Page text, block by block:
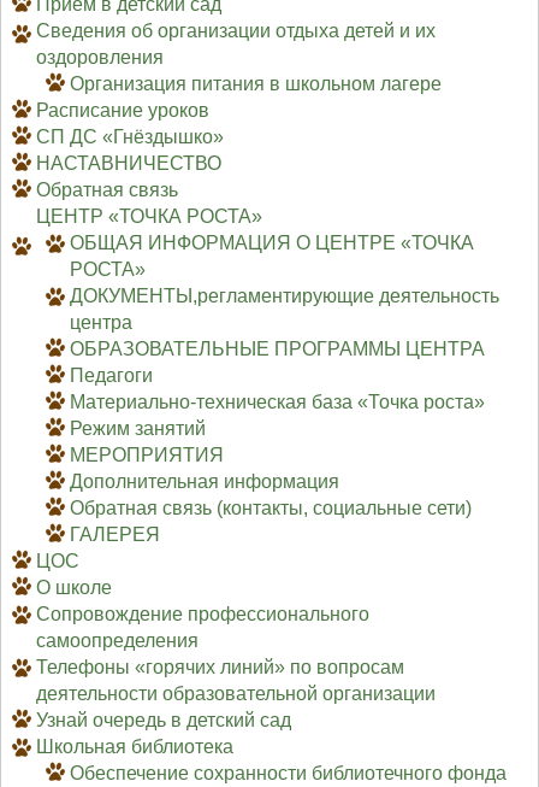
Сведения об организации отдыха детей и их
оздоровления
Организация питания в школьном лагере
Расписание уроков
СП ДС «Гнёздышко»
НАСТАВНИЧЕСТВО
Обратная связь
ЦЕНТР «ТОЧКА РОСТА»
ОБЩАЯ ИНФОРМАЦИЯ О ЦЕНТРЕ «ТОЧКА
РОСТА»
ДОКУМЕНТЫ,регламентирующие деятельность
центра
ОБРАЗОВАТЕЛЬНЫЕ ПРОГРАММЫ ЦЕНТРА
Педагоги
Материально-техническая база «Точка роста»
Режим занятий
МЕРОПРИЯТИЯ
Дополнительная информация
Обратная связь (контакты, социальные сети)
ГАЛЕРЕЯ
ЦОС
О школе
Сопровождение профессионального
самоопределения
Телефоны «горячих линий» по вопросам
деятельности образовательной организации
Узнай очередь в детский сад
Школьная библиотека
Обеспечение сохранности библиотечного фонда